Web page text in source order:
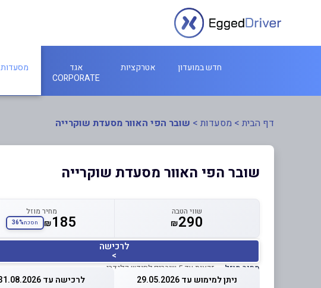
חדש במועדון אטרקציות
אגד
CORPORATE
מסעדות
דף הבית > מסעדות > שובר הפי האוור מסעדת שוקרייה
שובר הפי האוור מסעדת שוקרייה
שווי הטבה
₪290
מחיר מוזל
₪185 חסכת36%
לרכישה
>
מחיר מוזל — זכאות עד 5 שוברים לחודש קלנדרי
ניתן למימוש עד 29.05.2026 לרכישה עד 31.08.2026